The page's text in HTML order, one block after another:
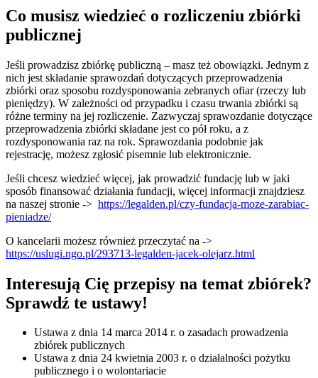
Co musisz wiedzieć o rozliczeniu zbiórki
publicznej
Jeśli prowadzisz zbiórkę publiczną – masz też obowiązki. Jednym z
nich jest składanie sprawozdań dotyczących przeprowadzenia
zbiórki oraz sposobu rozdysponowania zebranych ofiar (rzeczy lub
pieniędzy). W zależności od przypadku i czasu trwania zbiórki są
różne terminy na jej rozliczenie. Zazwyczaj sprawozdanie dotyczące
przeprowadzenia zbiórki składane jest co pół roku, a z
rozdysponowania raz na rok. Sprawozdania podobnie jak
rejestrację, możesz zgłosić pisemnie lub elektronicznie.
Jeśli chcesz wiedzieć więcej, jak prowadzić fundację lub w jaki
sposób finansować działania fundacji, więcej informacji znajdziesz
na naszej stronie -> https://legalden.pl/czy-fundacja-moze-zarabiac-
pieniadze/
O kancelarii możesz również przeczytać na ->
https://uslugi.ngo.pl/293713-legalden-jacek-olejarz.html
Interesują Cię przepisy na temat zbiórek?
Sprawdź te ustawy!
Ustawa z dnia 14 marca 2014 r. o zasadach prowadzenia
zbiórek publicznych
Ustawa z dnia 24 kwietnia 2003 r. o działalności pożytku
publicznego i o wolontariacie